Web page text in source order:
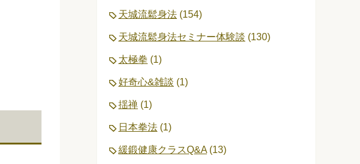
天城流鬆身法 (154)
天城流鬆身法セミナー体験談 (130)
太極拳 (1)
好奇心&雑談 (1)
揺禅 (1)
日本拳法 (1)
緩鍛健康クラスQ&A(13)